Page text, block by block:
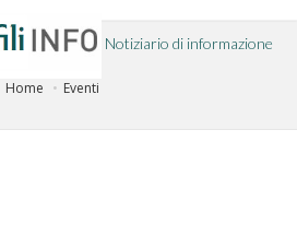
Notiziario di informazione
Home Eventi